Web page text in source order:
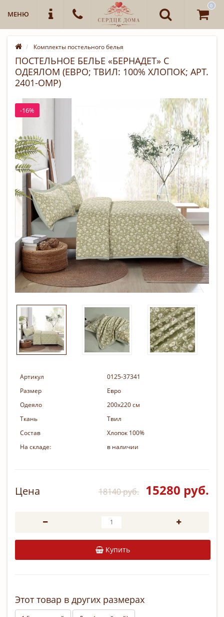
МЕНЮ
0
Комплекты постельного белья
ПОСТЕЛЬНОЕ БЕЛЬЕ «БЕРНАДЕТ» С
ОДЕЯЛОМ (ЕВРО; ТВИЛ: 100% ХЛОПОК; АРТ.
2401-OMP)
-16%
Артикул
0125-37341
Размер
Евро
Одеяло
200х220 см
Ткань
Твил
Состав
Хлопок 100%
На складе:
в наличии
Цена 18140 руб. 15280 руб.
Купить
Этот товар в других размерах